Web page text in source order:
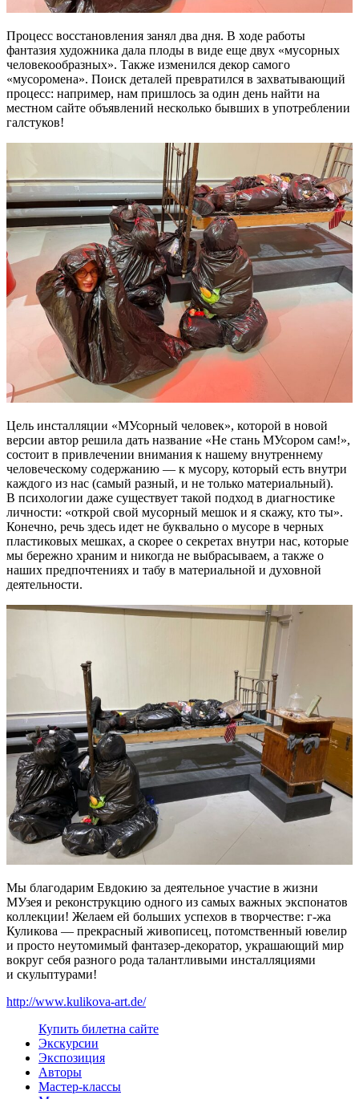
Процесс восстановления занял два дня. В ходе работы
фантазия художника дала плоды в виде еще двух «мусорных
человекообразных». Также изменился декор самого
«мусоромена». Поиск деталей превратился в захватывающий
процесс: например, нам пришлось за один день найти на
местном сайте объявлений несколько бывших в употреблении
галстуков!
Цель инсталляции «МУсорный человек», которой в новой
версии автор решила дать название «Не стань МУсором сам!»,
состоит в привлечении внимания к нашему внутреннему
человеческому содержанию — к мусору, который есть внутри
каждого из нас (самый разный, и не только материальный).
В психологии даже существует такой подход в диагностике
личности: «открой свой мусорный мешок и я скажу, кто ты».
Конечно, речь здесь идет не буквально о мусоре в черных
пластиковых мешках, а скорее о секретах внутри нас, которые
мы бережно храним и никогда не выбрасываем, а также о
наших предпочтениях и табу в материальной и духовной
деятельности.
Мы благодарим Евдокию за деятельное участие в жизни
МУзея и реконструкцию одного из самых важных экспонатов
коллекции! Желаем ей больших успехов в творчестве: г-жа
Куликова — прекрасный живописец, потомственный ювелир
и просто неутомимый фантазер-декоратор, украшающий мир
вокруг себя разного рода талантливыми инсталляциями
и скульптурами!
http://www.kulikova-art.de/
Купить билетна сайте
Экскурсии
Экспозиция
Авторы
Мастер-классы